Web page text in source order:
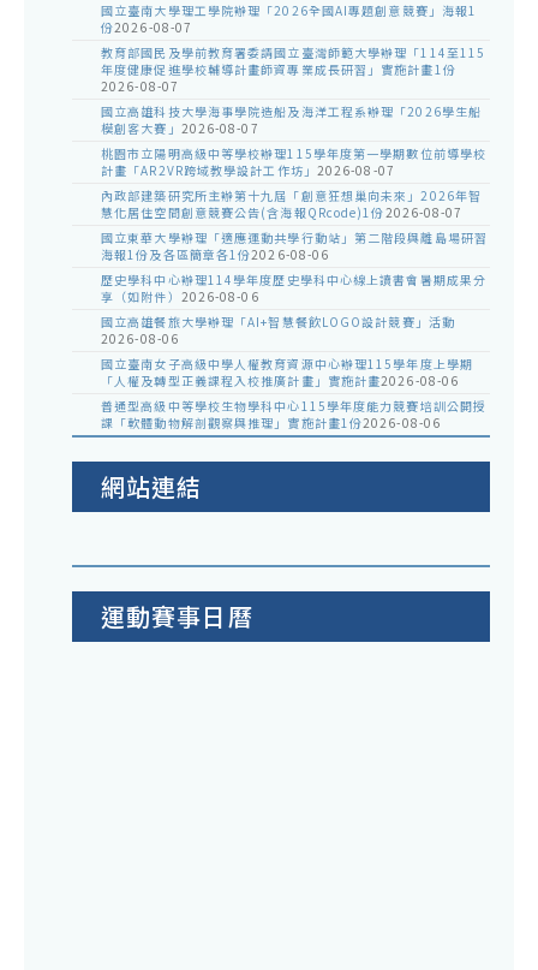
國立臺南大學理工學院辦理「2026全國AI專題創意競賽」海報1
份2026-08-07
教育部國民及學前教育署委請國立臺灣師範大學辦理「114至115
年度健康促進學校輔導計畫師資專業成長研習」實施計畫1份
2026-08-07
國立高雄科技大學海事學院造船及海洋工程系辦理「2026學生船
模創客大賽」 2026-08-07
桃園市立陽明高級中等學校辦理115學年度第一學期數位前導學校
計畫「AR2VR跨域教學設計工作坊」 2026-08-07
內政部建築研究所主辦第十九屆「創意狂想巢向未來」2026年智
慧化居住空間創意競賽公告(含海報QRcode)1份2026-08-07
國立東華大學辦理「適應運動共學行動站」第二階段與離島場研習
海報1份及各區簡章各1份2026-08-06
歷史學科中心辦理114學年度歷史學科中心線上讀書會暑期成果分
享（如附件） 2026-08-06
國立高雄餐旅大學辦理「AI+智慧餐飲LOGO設計競賽」活動
2026-08-06
國立臺南女子高級中學人權教育資源中心辦理115學年度上學期
「人權及轉型正義課程入校推廣計畫」實施計畫2026-08-06
普通型高級中等學校生物學科中心115學年度能力競賽培訓公開授
課「軟體動物解剖觀察與推理」實施計畫1份2026-08-06
網站連結
運動賽事日曆